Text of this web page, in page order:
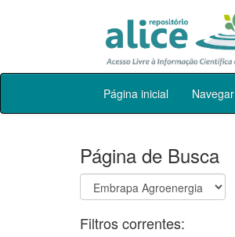
Skip
Página inicial Navegar
Página de Busca
Filtros correntes: